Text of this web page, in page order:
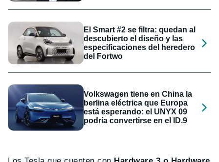
El Smart #2 se filtra: quedan al
descubierto el diseño y las
especificaciones del heredero
del Fortwo
Volkswagen tiene en China la
berlina eléctrica que Europa
está esperando: el UNYX 09
podría convertirse en el ID.9